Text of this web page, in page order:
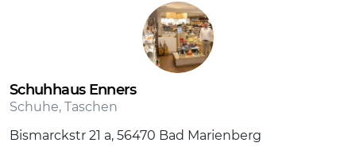
Schuhhaus Enners
Schuhe, Taschen
Bismarckstr 21 a, 56470 Bad Marienberg